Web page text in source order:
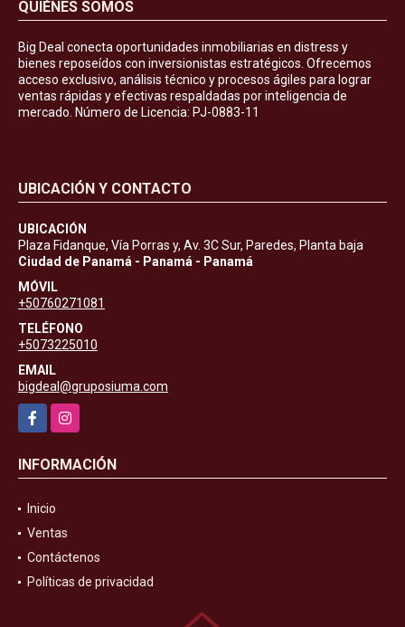
QUIÉNES SOMOS
Big Deal conecta oportunidades inmobiliarias en distress y
bienes reposeídos con inversionistas estratégicos. Ofrecemos
acceso exclusivo, análisis técnico y procesos ágiles para lograr
ventas rápidas y efectivas respaldadas por inteligencia de
mercado. Número de Licencia: PJ-0883-11
UBICACIÓN Y CONTACTO
UBICACIÓN
Plaza Fidanque, Vía Porras y, Av. 3C Sur, Paredes, Planta baja
Ciudad de Panamá - Panamá - Panamá
MÓVIL
+50760271081
TELÉFONO
+5073225010
EMAIL
bigdeal@gruposiuma.com
FacebookInstagram
INFORMACIÓN
Inicio
Ventas
Contáctenos
Políticas de privacidad